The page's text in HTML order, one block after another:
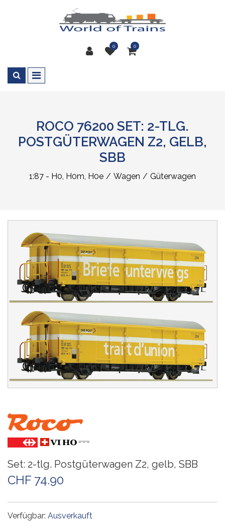
0 0
ROCO 76200 SET: 2-TLG.
POSTGÜTERWAGEN Z2, GELB,
SBB
1:87 - H0, H0m, H0e Wagen Güterwagen
Set: 2-tlg. Postgüterwagen Z2, gelb, SBB
CHF 74.90
Verfügbar: Ausverkauft